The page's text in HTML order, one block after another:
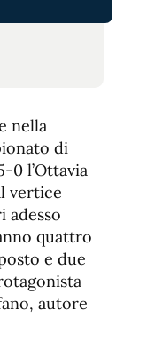
nella
di
0 l’Ottavia
vertice
adesso
quattro
e due
autore